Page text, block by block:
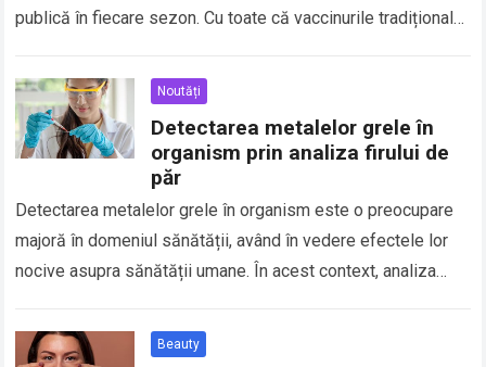
publică în fiecare sezon. Cu toate că vaccinurile tradiționale
more
Noutăți
Detectarea metalelor grele în
organism prin analiza firului de
păr
Detectarea metalelor grele în organism este o preocupare
majoră în domeniul sănătății, având în vedere efectele lor
nocive asupra sănătății umane. În acest context, analiza
Beauty